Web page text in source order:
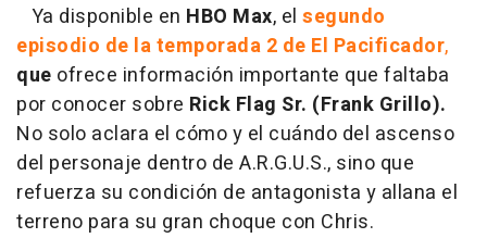
Ya disponible en HBO Max, el segundo
episodio de la temporada 2 de El Pacificador,
que ofrece información importante que faltaba
por conocer sobre Rick Flag Sr. (Frank Grillo).
No solo aclara el cómo y el cuándo del ascenso
del personaje dentro de A.R.G.U.S., sino que
refuerza su condición de antagonista y allana el
terreno para su gran choque con Chris.